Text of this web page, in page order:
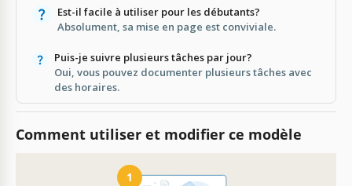
Est-il facile à utiliser pour les débutants?
Absolument, sa mise en page est conviviale.
Puis-je suivre plusieurs tâches par jour?
Oui, vous pouvez documenter plusieurs tâches avec
des horaires.
Comment utiliser et modifier ce modèle
1